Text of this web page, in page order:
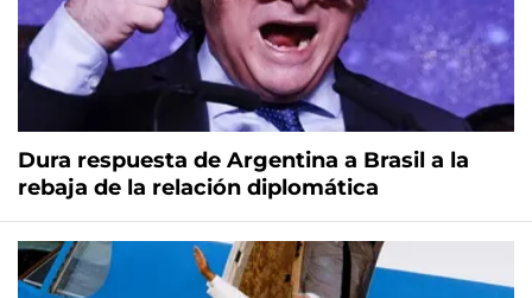
Dura respuesta de Argentina a Brasil a la
rebaja de la relación diplomática